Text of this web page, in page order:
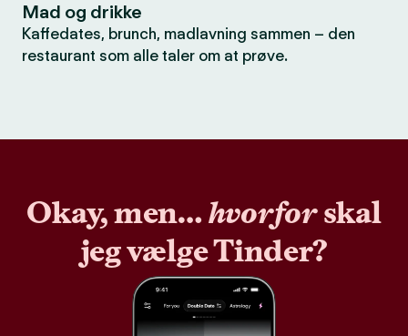
Mad og drikke
Kaffedates, brunch, madlavning sammen – den
restaurant som alle taler om at prøve.
Okay, men…hvorforskal
jeg vælge Tinder?